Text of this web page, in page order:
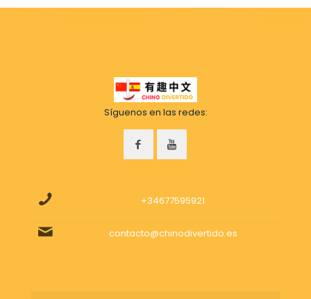
Síguenos en las redes:
+34677595921
contacto@chinodivertido.es